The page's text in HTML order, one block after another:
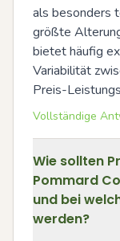
als besonders
größte
bietet häufig
Variabilität
Preis-
Vollständige
Wie sollten
Pommard
und bei
werden?